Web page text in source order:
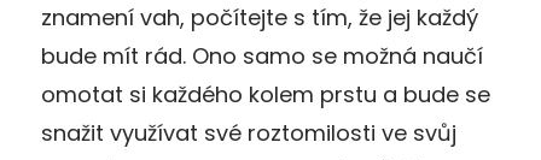
znamení vah, počítejte s tím, že jej každý
bude mít rád. Ono samo se možná naučí
omotat si každého kolem prstu a bude se
snažit využívat své roztomilosti ve svůj